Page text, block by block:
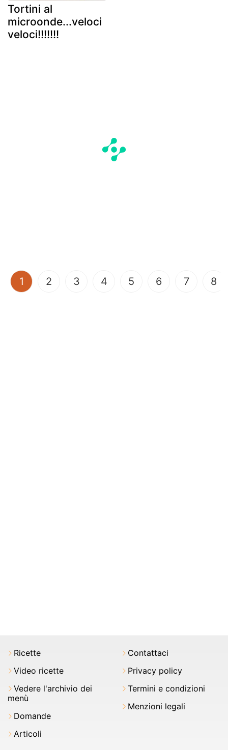
Tortini al
microonde...veloci
veloci!!!!!!!
1 (current)
2 3 4 5 6 7 8
Ricette
Video ricette
Vedere l'archivio dei
menù
Domande
Articoli
Contattaci
Privacy policy
Termini e condizioni
Menzioni legali